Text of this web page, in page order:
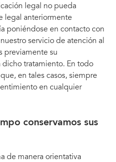
legal no pueda
legal anteriormente
poniéndose en contacto con
servicio de atención al
previamente su
tratamiento. En todo
en tales casos, siempre
en cualquier
conservamos sus
de manera orientativa